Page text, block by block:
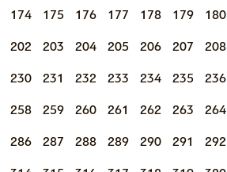
174 175 176 177 178 179 180
202 203 204 205 206 207 208
230 231 232 233 234 235 236
258 259 260 261 262 263 264
286 287 288 289 290 291 292